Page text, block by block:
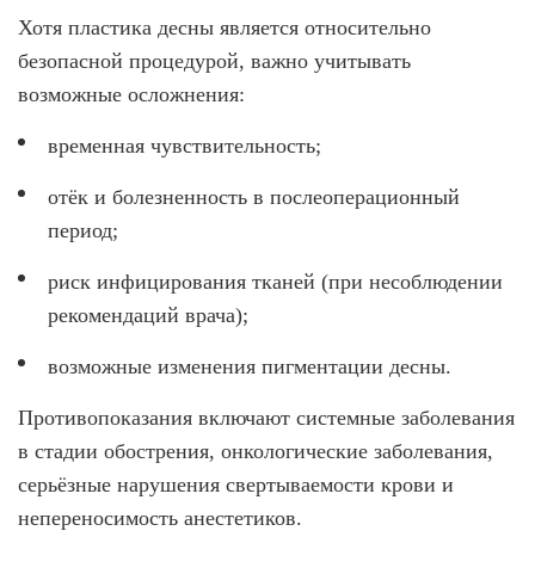
Хотя пластика десны является относительно
безопасной процедурой, важно учитывать
возможные осложнения:
временная чувствительность;
отёк и болезненность в послеоперационный
период;
риск инфицирования тканей (при несоблюдении
рекомендаций врача);
возможные изменения пигментации десны.
Противопоказания включают системные заболевания
в стадии обострения, онкологические заболевания,
серьёзные нарушения свертываемости крови и
непереносимость анестетиков.